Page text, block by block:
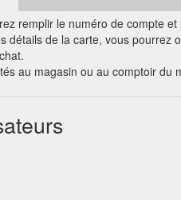
remplir le numéro de compte
de la carte, vous
au magasin ou au comptoir du